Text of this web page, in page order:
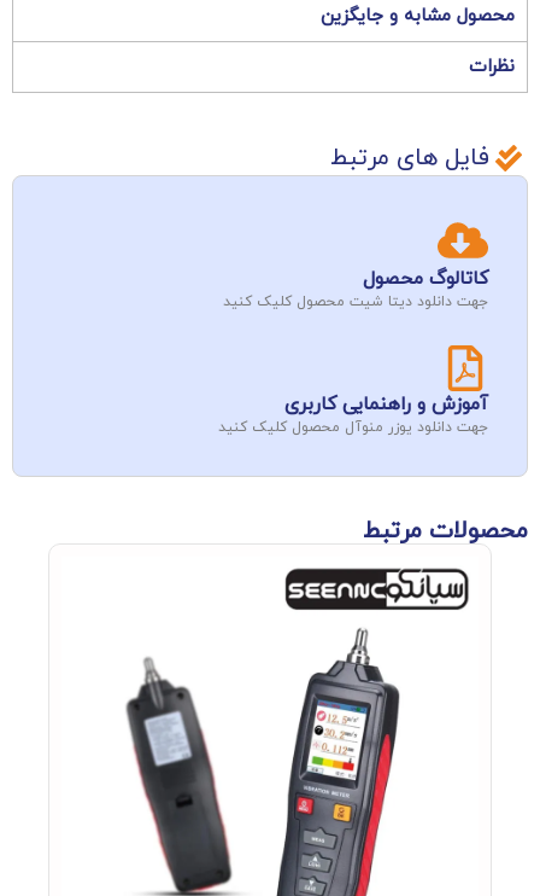
محصول مشابه و جایگزین
نظرات
فایل های مرتبط
کاتالوگ محصول
جهت دانلود دیتا شیت محصول کلیک کنید
آموزش و راهنمایی کاربری
جهت دانلود یوزر منوآل محصول کلیک کنید
محصولات مرتبط